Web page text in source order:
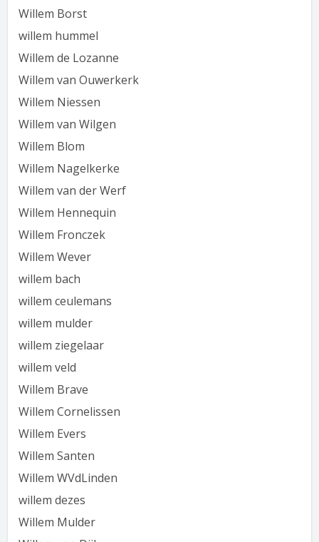
Willem Borst
willem hummel
Willem de Lozanne
Willem van Ouwerkerk
Willem Niessen
Willem van Wilgen
Willem Blom
Willem Nagelkerke
Willem van der Werf
Willem Hennequin
Willem Fronczek
Willem Wever
willem bach
willem ceulemans
willem mulder
willem ziegelaar
willem veld
Willem Brave
Willem Cornelissen
Willem Evers
Willem Santen
Willem WVdLinden
willem dezes
Willem Mulder